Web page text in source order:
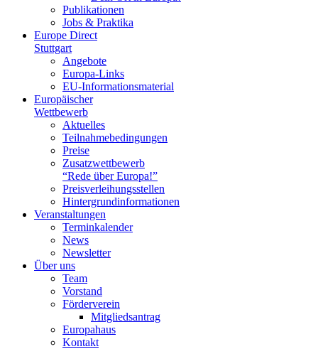
Publikationen
Jobs & Praktika
Europe Direct
Stuttgart
Angebote
Europa-Links
EU-Informationsmaterial
Europäischer
Wettbewerb
Aktuelles
Teilnahme­bedingungen
Preise
Zusatzwettbewerb
“Rede über Europa!”
Preisverleihungsstellen
Hintergrundinformationen
Veranstaltungen
Terminkalender
News
Newsletter
Über uns
Team
Vorstand
Förderverein
Mitgliedsantrag
Europahaus
Kontakt